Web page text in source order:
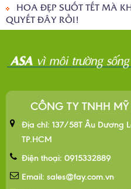
HOA ĐẸP SUỐT TẾT MÀ
QUYẾT ĐÂY RỒI!
CÔNG TY TNHH
Địa chỉ: 137/58T Âu Dương
TP.HCM
Điện thoại: 0915332889
Email: sales@fay.com.vn